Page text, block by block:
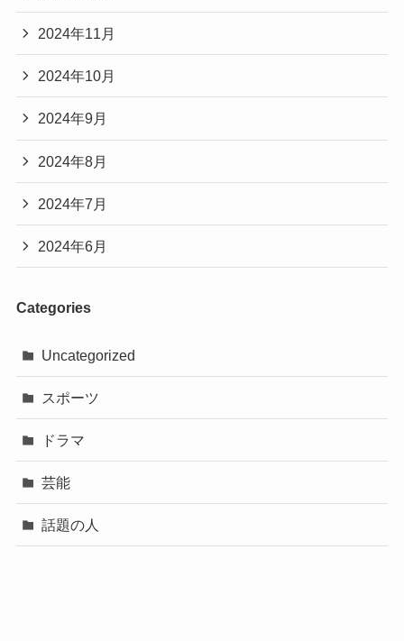
2024年11月
2024年10月
2024年9月
2024年8月
2024年7月
2024年6月
Categories
Uncategorized
スポーツ
ドラマ
芸能
話題の人